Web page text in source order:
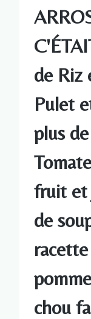
de Riz
Pulet
plus
fruit et
de
chou